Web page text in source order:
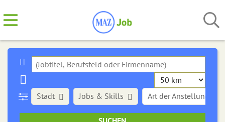
Stadt Art der Anstellung
Jobs & Skills